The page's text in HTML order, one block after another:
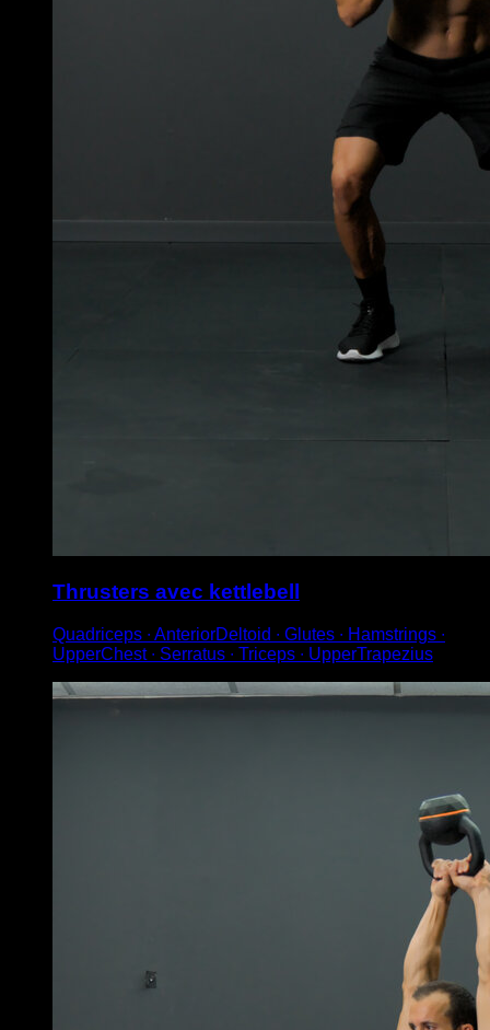
Thrusters avec kettlebell
Quadriceps ∙ AnteriorDeltoid ∙ Glutes ∙ Hamstrings ∙
UpperChest ∙ Serratus ∙ Triceps ∙ UpperTrapezius